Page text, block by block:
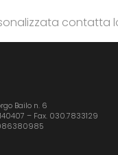
contatta
Bailo n. 6
– Fax. 030.7833129